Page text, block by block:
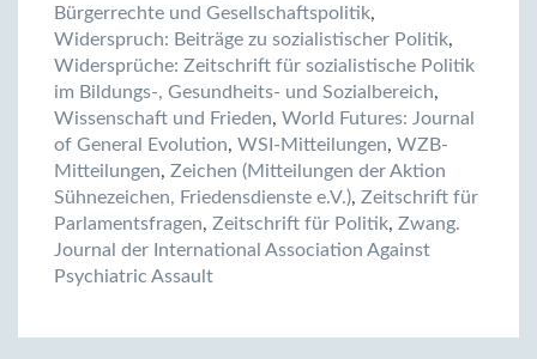
Bürgerrechte und Gesellschaftspolitik,
Widerspruch: Beiträge zu sozialistischer Politik,
Widersprüche: Zeitschrift für sozialistische Politik
im Bildungs-, Gesundheits- und Sozialbereich,
Wissenschaft und Frieden, World Futures: Journal
of General Evolution, WSI-Mitteilungen, WZB-
Mitteilungen, Zeichen (Mitteilungen der Aktion
Sühnezeichen, Friedensdienste e.V.), Zeitschrift für
Parlamentsfragen, Zeitschrift für Politik, Zwang.
Journal der International Association Against
Psychiatric Assault